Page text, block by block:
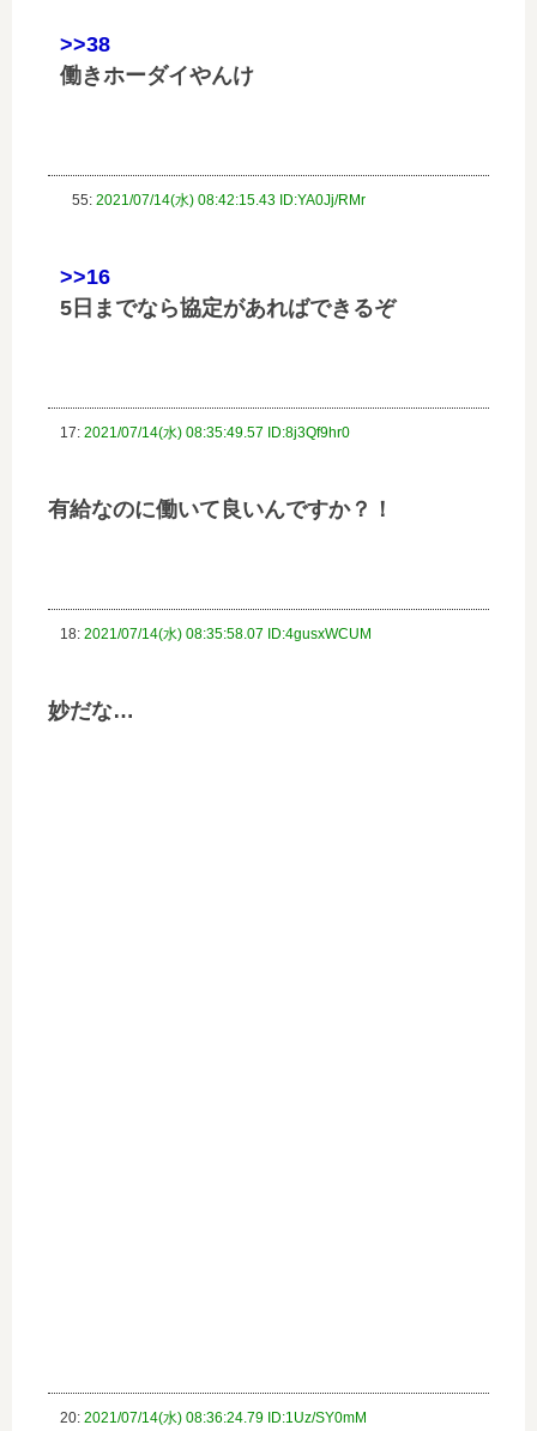
>>38
働きホーダイやんけ
55: 2021/07/14(水) 08:42:15.43 ID:YA0Jj/RMr
>>16
5日までなら協定があればできるぞ
17: 2021/07/14(水) 08:35:49.57 ID:8j3Qf9hr0
有給なのに働いて良いんですか？！
18: 2021/07/14(水) 08:35:58.07 ID:4gusxWCUM
妙だな…
20: 2021/07/14(水) 08:36:24.79 ID:1Uz/SY0mM